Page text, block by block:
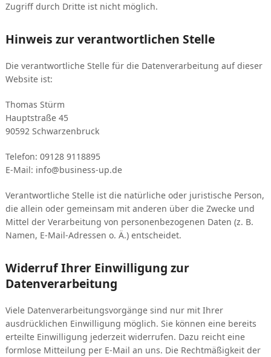
Zugriff durch Dritte ist nicht möglich.
Hinweis zur verantwortlichen Stelle
Die verantwortliche Stelle für die Datenverarbeitung auf dieser
Website ist:
Thomas Stürm
Hauptstraße 45
90592 Schwarzenbruck
Telefon: 09128 9118895
E-Mail: info@business-up.de
Verantwortliche Stelle ist die natürliche oder juristische Person,
die allein oder gemeinsam mit anderen über die Zwecke und
Mittel der Verarbeitung von personenbezogenen Daten (z. B.
Namen, E-Mail-Adressen o. Ä.) entscheidet.
Widerruf Ihrer Einwilligung zur
Datenverarbeitung
Viele Datenverarbeitungsvorgänge sind nur mit Ihrer
ausdrücklichen Einwilligung möglich. Sie können eine bereits
erteilte Einwilligung jederzeit widerrufen. Dazu reicht eine
formlose Mitteilung per E-Mail an uns. Die Rechtmäßigkeit der